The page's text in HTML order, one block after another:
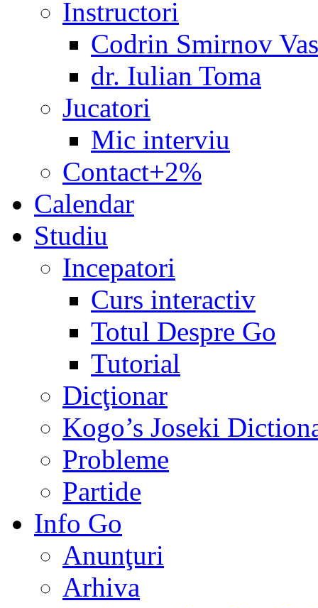
Instructori
Codrin Smirnov
dr. Iulian Toma
Jucatori
Mic interviu
Contact+2%
Calendar
Studiu
Incepatori
Curs interactiv
Totul Despre Go
Tutorial
Dicţionar
Kogo’s Joseki
Probleme
Partide
Info Go
Anunţuri
Arhiva